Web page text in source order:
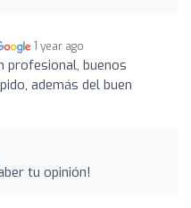
1 year ago
profesional, buenos
además del buen
tu opinión!